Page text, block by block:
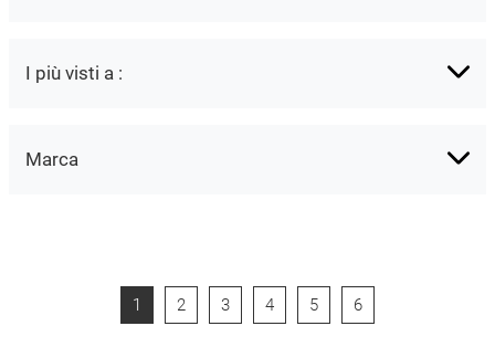
I più visti a :
Marca
1 2 3 4 5 6